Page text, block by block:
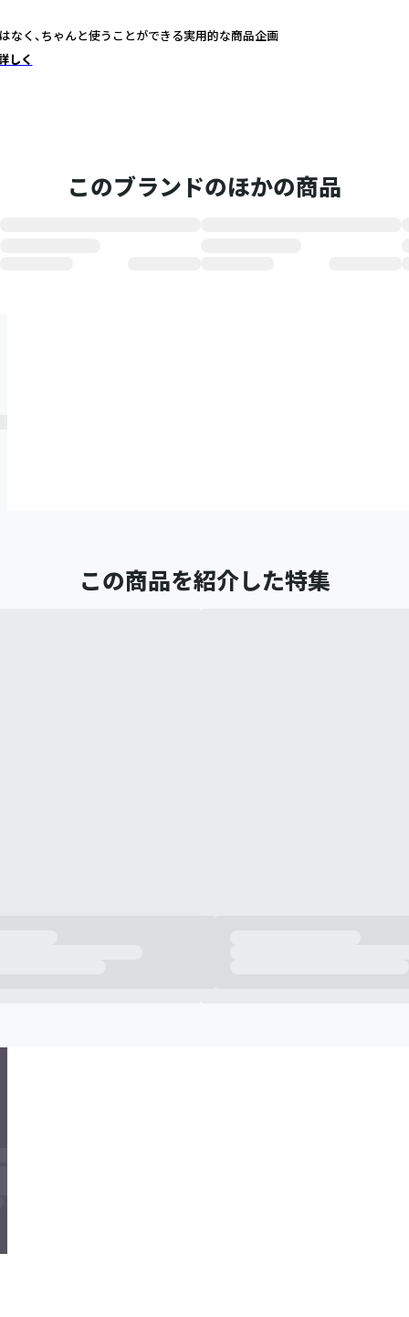
なく、ちゃんと使うことができる実用的な商品企画
しく
このブランドのほかの商品
この商品を紹介した特集